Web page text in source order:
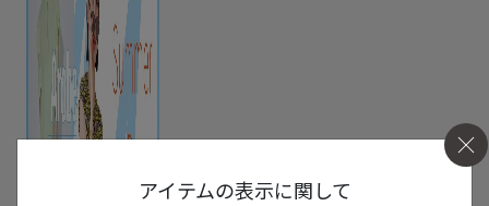
アイテムの表示に関して